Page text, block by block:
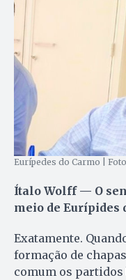
Eurípedes do Carmo |
Ítalo Wolff — O
meio de Eurípides
Exatamente.
formação de
comum os partidos